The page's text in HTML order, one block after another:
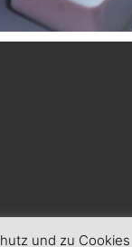
und zu Cookies